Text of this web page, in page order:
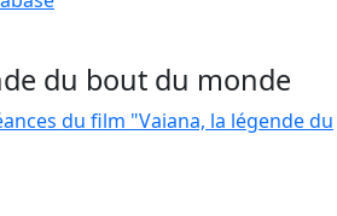
du bout du monde
du film "Vaiana, la légende du